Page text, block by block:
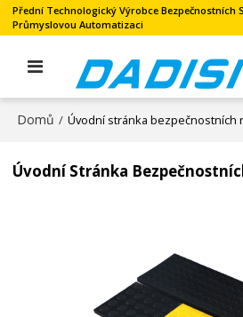
Přední Technologický Výrobce Bezpečnostních
Průmyslovou Automatizaci
Domů / Úvodní stránka bezpečnostních
Úvodní Stránka